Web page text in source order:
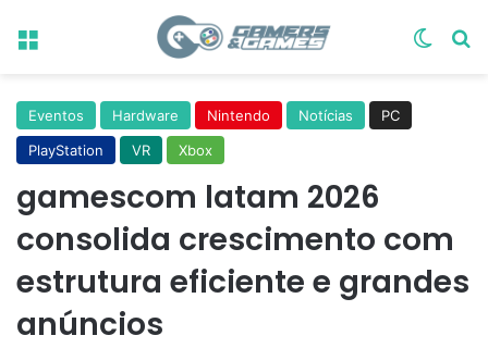
Menu
Eventos Hardware Nintendo Notícias
PC
PlayStation
VR Xbox
gamescom latam 2026
consolida crescimento com
estrutura eficiente e grandes
anúncios